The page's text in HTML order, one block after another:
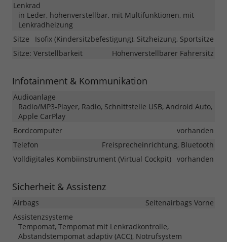
Lenkrad
in Leder, höhenverstellbar, mit Multifunktionen, mit
Lenkradheizung
Sitze
Isofix (Kindersitzbefestigung), Sitzheizung, Sportsitze
Sitze: Verstellbarkeit
Höhenverstellbarer Fahrersitz
Infotainment & Kommunikation
Audioanlage
Radio/MP3-Player, Radio, Schnittstelle USB, Android Auto,
Apple CarPlay
Bordcomputer
vorhanden
Telefon
Freisprecheinrichtung, Bluetooth
Volldigitales Kombiinstrument (Virtual Cockpit) vorhanden
Sicherheit & Assistenz
Airbags
Seitenairbags Vorne
Assistenzsysteme
Tempomat, Tempomat mit Lenkradkontrolle,
Abstandstempomat adaptiv (ACC), Notrufsystem